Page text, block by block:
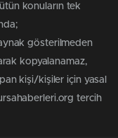
konuların tek
gösterilmeden
kopyalanamaz,
kişi/kişiler için yasal
tercih